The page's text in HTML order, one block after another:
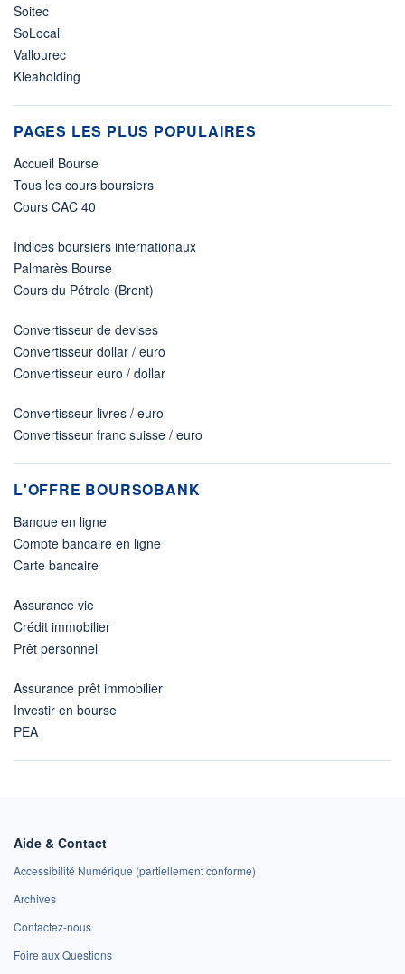
Soitec
SoLocal
Vallourec
Kleaholding
PAGES LES PLUS POPULAIRES
Accueil Bourse
Tous les cours boursiers
Cours CAC 40
Indices boursiers internationaux
Palmarès Bourse
Cours du Pétrole (Brent)
Convertisseur de devises
Convertisseur dollar / euro
Convertisseur euro / dollar
Convertisseur livres / euro
Convertisseur franc suisse / euro
L'OFFRE BOURSOBANK
Banque en ligne
Compte bancaire en ligne
Carte bancaire
Assurance vie
Crédit immobilier
Prêt personnel
Assurance prêt immobilier
Investir en bourse
PEA
Aide & Contact
Accessibilité Numérique (partiellement conforme)
Archives
Contactez-nous
Foire aux Questions